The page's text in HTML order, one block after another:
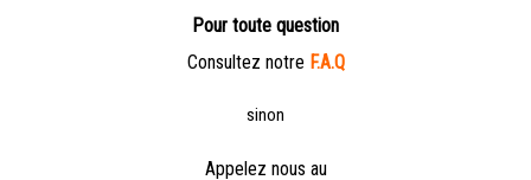
Pour toute question
Consultez notre F.A.Q
sinon
Appelez nous au